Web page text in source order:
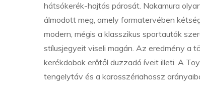
hátsókerék-hajtás párosát. Nakamura
álmodott meg, amely formatervében
modern, mégis a klasszikus sportautók
stílusjegyeit viseli magán. Az eredmény a
kerékdobok erőtől duzzadó íveit illeti. A
tengelytáv és a karosszériahossz